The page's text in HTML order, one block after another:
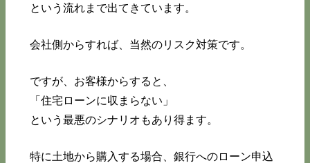
という流れまで出てきています。
会社側からすれば、当然のリスク対策です。
ですが、お客様からすると、
「住宅ローンに収まらない」
という最悪のシナリオもあり得ます。
特に土地から購入する場合、銀行へのローン申込